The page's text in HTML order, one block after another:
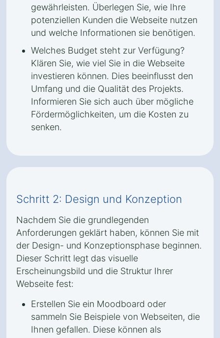
gewährleisten. Überlegen Sie, wie Ihre
potenziellen Kunden die Webseite nutzen
und welche Informationen sie benötigen.
Welches Budget steht zur Verfügung?
Klären Sie, wie viel Sie in die Webseite
investieren können. Dies beeinflusst den
Umfang und die Qualität des Projekts.
Informieren Sie sich auch über mögliche
Fördermöglichkeiten, um die Kosten zu
senken.
Schritt 2: Design und Konzeption
Nachdem Sie die grundlegenden
Anforderungen geklärt haben, können Sie mit
der Design- und Konzeptionsphase beginnen.
Dieser Schritt legt das visuelle
Erscheinungsbild und die Struktur Ihrer
Webseite fest:
Erstellen Sie ein Moodboard oder
sammeln Sie Beispiele von Webseiten, die
Ihnen gefallen. Diese können als